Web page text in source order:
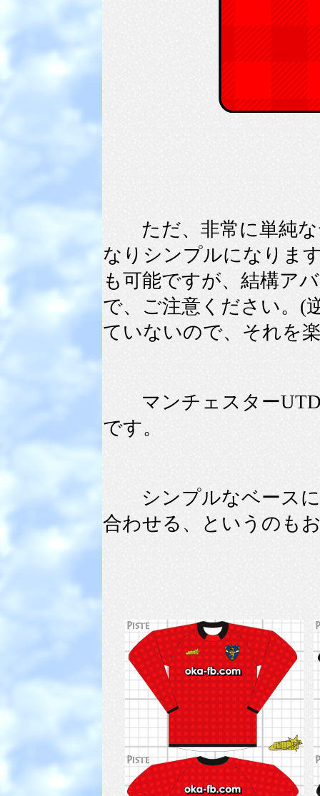
ただ、非常に単純な
なりシンプルになりま
も可能ですが、結構ア
で、ご注意ください。(
ていないので、それを
マンチェスターUTD
です。
シンプルなベースに
合わせる、というのも